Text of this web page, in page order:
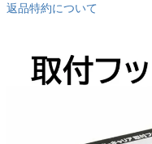
返品特約について